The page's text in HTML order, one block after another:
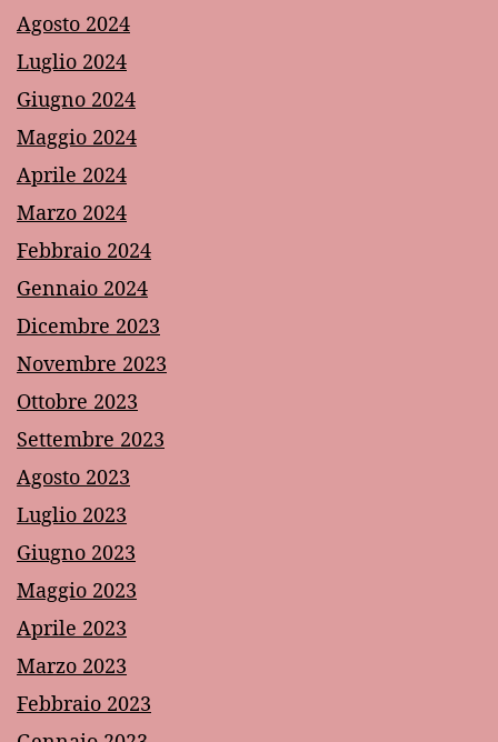
Agosto 2024
Luglio 2024
Giugno 2024
Maggio 2024
Aprile 2024
Marzo 2024
Febbraio 2024
Gennaio 2024
Dicembre 2023
Novembre 2023
Ottobre 2023
Settembre 2023
Agosto 2023
Luglio 2023
Giugno 2023
Maggio 2023
Aprile 2023
Marzo 2023
Febbraio 2023